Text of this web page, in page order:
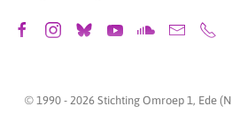
© 1990 - 2026 Stichting Omroep 1, Ede